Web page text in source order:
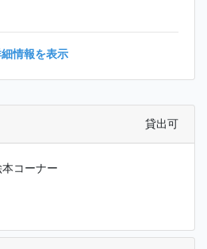
情報を表示
貸出可
コーナー